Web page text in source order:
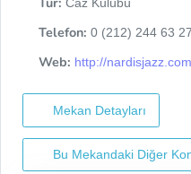
Caz Kulübü
Telefon: 0 (212) 244 63 27
Web: http://
Mekan Detayları
Bu Mekandaki Diğer